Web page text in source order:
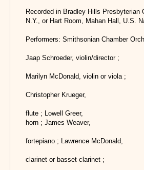
Recorded in Bradley Hills
N.Y., or Hart Room, Mahan Hall, U.S.
Performers: Smithsonian Chamber
Jaap Schroeder, violin/director ;
Marilyn McDonald, violin or viola ;
Christopher Krueger,
flute ; Lowell Greer,
horn ; James Weaver,
fortepiano ; Lawrence McDonald,
clarinet or basset clarinet ;